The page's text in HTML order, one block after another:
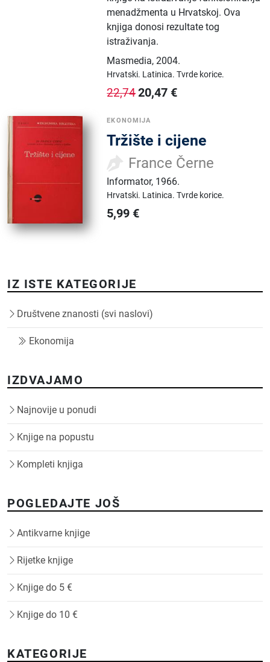
menadžmenta u Hrvatskoj. Ova
knjiga donosi rezultate tog
istraživanja.
Masmedia,2004.
Hrvatski. Latinica.Tvrde korice.
22,7420,47 €
EKONOMIJA
Tržište i cijene
France Černe
Informator, 1966.
Hrvatski. Latinica.Tvrde korice.
5,99 €
IZ ISTE KATEGORIJE
Društvene znanosti (svi naslovi)
Ekonomija
IZDVAJAMO
Najnovije u ponudi
Knjige na popustu
Kompleti knjiga
POGLEDAJTE JOŠ
Antikvarne knjige
Rijetke knjige
Knjige do 5 €
Knjige do 10 €
KATEGORIJE